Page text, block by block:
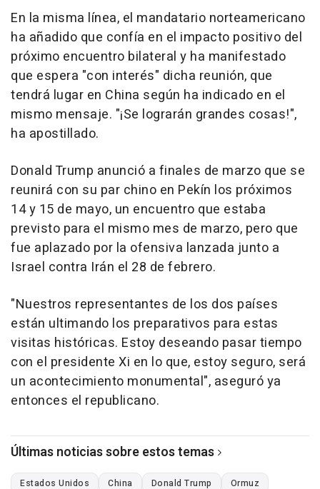
En la misma línea, el mandatario norteamericano
ha añadido que confía en el impacto positivo del
próximo encuentro bilateral y ha manifestado
que espera "con interés" dicha reunión, que
tendrá lugar en China según ha indicado en el
mismo mensaje. "¡Se lograrán grandes cosas!",
ha apostillado.
Donald Trump anunció a finales de marzo que se
reunirá con su par chino en Pekín los próximos
14 y 15 de mayo, un encuentro que estaba
previsto para el mismo mes de marzo, pero que
fue aplazado por la ofensiva lanzada junto a
Israel contra Irán el 28 de febrero.
"Nuestros representantes de los dos países
están ultimando los preparativos para estas
visitas históricas. Estoy deseando pasar tiempo
con el presidente Xi en lo que, estoy seguro, será
un acontecimiento monumental", aseguró ya
entonces el republicano.
Últimas noticias sobre estos temas
Estados Unidos China Donald Trump Ormuz